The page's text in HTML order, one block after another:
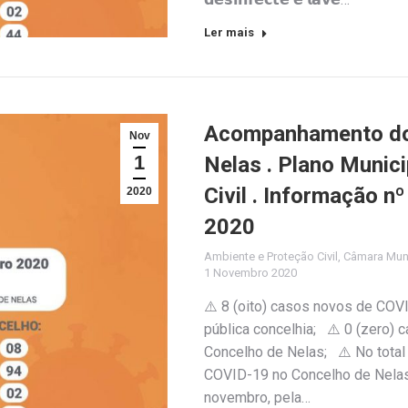
Ler mais
Nov
1
2020
Acompanhamento
Nelas . Plano
Civil . Informação
2020
Ambiente e Proteção Civil
Câmara
1 Novembro 2020
⚠️ 8 (oito) casos novos de
pública concelhia; ⚠️ 0 (zero)
Concelho de Nelas; ⚠️ No total
COVID-19 no Concelho de
novembro, pela…